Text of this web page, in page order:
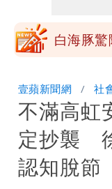
砸重金再
白海豚
「終於
白海豚颱
變強」
壹蘋新聞網 社
不滿高虹
定抄襲
認知脫節